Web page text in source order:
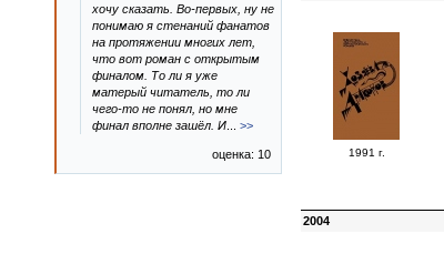
1991 г.
2004
хочу сказать. Во-первых, ну не
понимаю я стенаний фанатов
на протяжении многих лет,
что вот роман с открытым
финалом. То ли я уже
матерый читатель, то ли
чего-то не понял, но мне
финал вполне зашёл. И
>>
оценка: 10